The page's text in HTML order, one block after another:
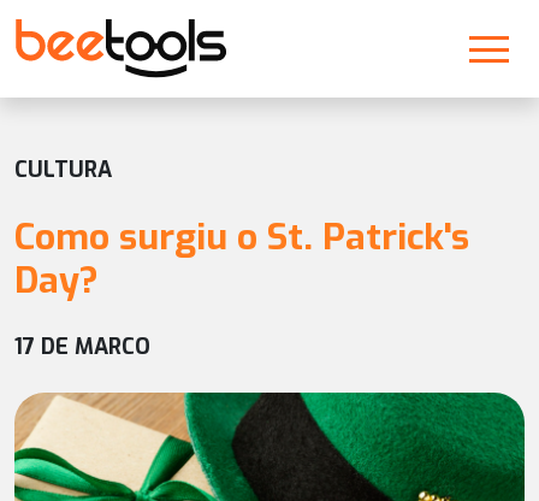
CULTURA
Como surgiu o St. Patrick's
Day?
17 DE MARCO